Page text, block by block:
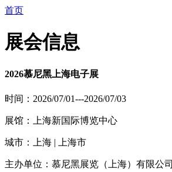
首页
展会信息
2026慕尼黑上海电子展
时间：2026/07/01---2026/07/03
展馆：上海新国际博览中心
城市：上海 | 上海市
主办单位：慕尼黑展览（上海）有限公司